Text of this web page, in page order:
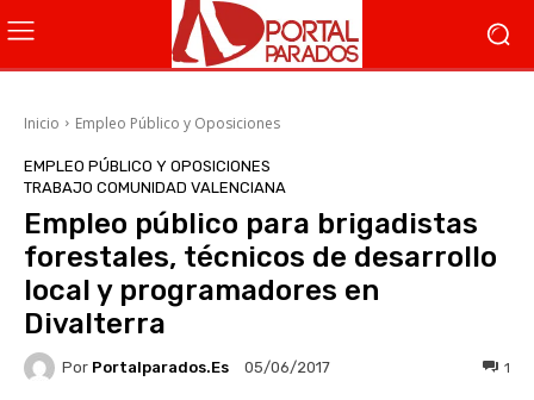
Inicio Empleo Público y Oposiciones
EMPLEO PÚBLICO Y OPOSICIONES
TRABAJO COMUNIDAD VALENCIANA
Empleo público para brigadistas
forestales, técnicos de desarrollo
local y programadores en
Divalterra
Por Portalparados.es 05/06/2017 1